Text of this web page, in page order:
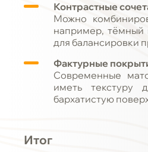
Контрастные
Можно
например, тёмный
для балансировки
Фактурные
Современные
иметь текстуру
бархатистую
Итог